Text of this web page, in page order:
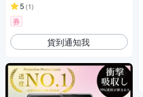
5 (1)
券
貨到通知我